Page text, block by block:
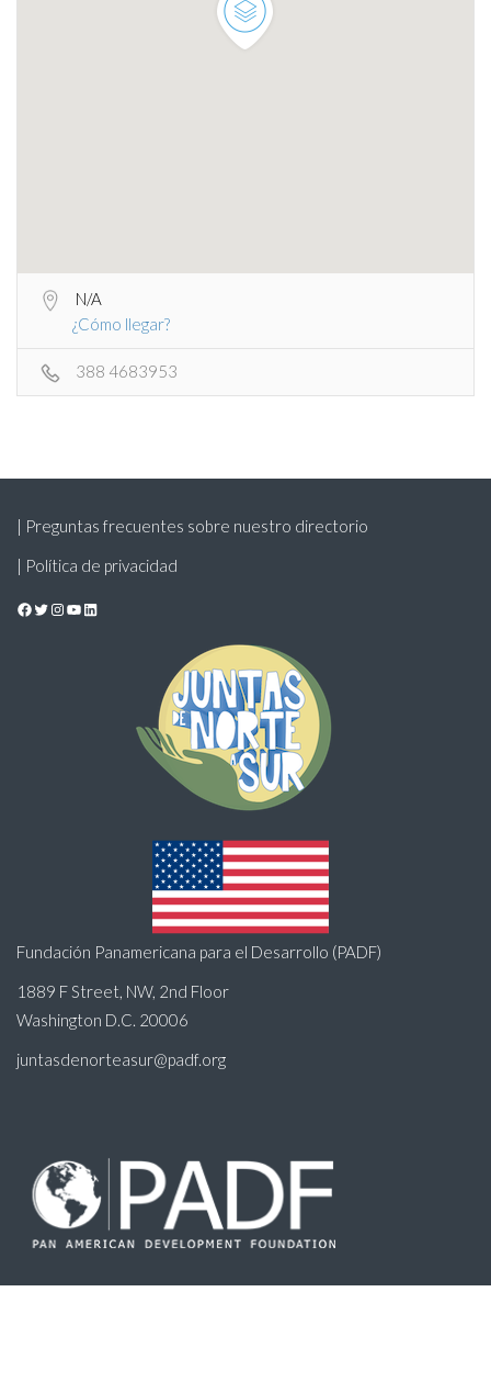
N/A
¿Cómo llegar?
388 4683953
| Preguntas frecuentes sobre nuestro directorio
| Política de privacidad
Facebook
Twitter
Instagram
YouTube
LinkedIn
Fundación Panamericana para el Desarrollo (PADF)
1889 F Street, NW, 2nd Floor
Washington D.C. 20006
juntasdenorteasur@padf.org